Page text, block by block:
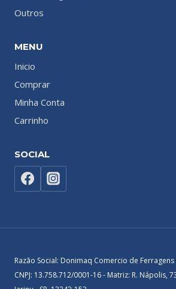
Outros
MENU
Inicio
Comprar
Minha Conta
Carrinho
SOCIAL
Razão Social: Donimaq Comercio de
CNPJ: 13.758.712/0001-16 - Matriz: R. Nápolis,